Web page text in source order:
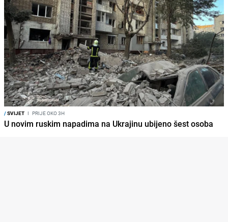
/SVIJET I PRIJE OKO 3H
U novim ruskim napadima na Ukrajinu ubijeno šest osoba